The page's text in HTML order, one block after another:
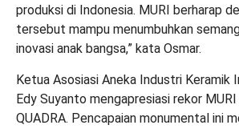
produksi di Indonesia. MURI berharap
tersebut mampu menumbuhkan
inovasi anak bangsa,” kata Osmar.
Ketua Asosiasi Aneka Industri Keramik
Edy Suyanto mengapresiasi rekor
QUADRA. Pencapaian monumental ini